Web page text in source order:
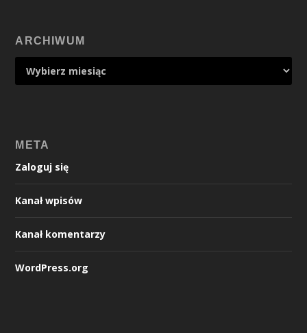
ARCHIWUM
META
Zaloguj się
Kanał wpisów
Kanał komentarzy
WordPress.org